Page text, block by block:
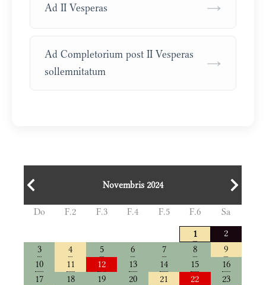
Ad II Vesperas →
Ad Completorium post II Vesperas
sollemnitatum
→
Novembris 2024
Do F.2 F.3 F.4 F.5 F.6
Sa
1
2
3
4 5 6 7 8
9
10
11 12 13 14 15
16
17
18 19 20 21 22
23